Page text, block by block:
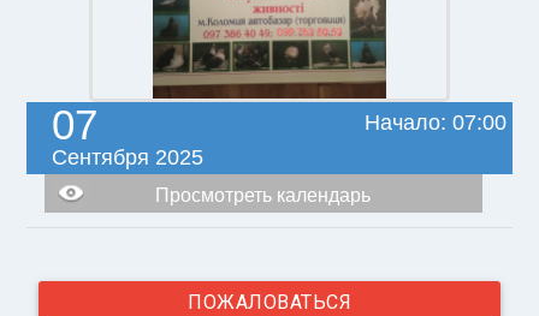
07
Сентября 2025
Начало: 07:00
Просмотреть календарь
ПОЖАЛОВАТЬСЯ